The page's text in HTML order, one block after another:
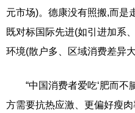
元市场)。德康没有照搬,而
既对标国际先进(如引进加系
环境(散户多、区域消费差异
“中国消费者爱吃‘肥而不
方需要抗热应激、更偏好瘦